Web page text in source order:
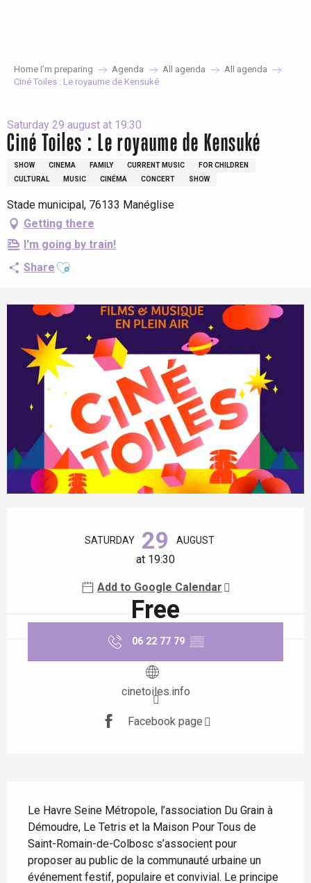
Home I’m preparing Agenda All agenda
All agenda
Ciné Toiles : Le royaume de Kensuké
Saturday 29 august at 19:30
Ciné Toiles : Le royaume de Kensuké
SHOW CINEMA FAMILY CURRENT MUSIC
FOR CHILDREN
CULTURAL
MUSIC CINÉMA CONCERT SHOW
Stade municipal, 76133 Manéglise
Getting there
I'm going by train!
Share Ajouter aux favoris
SATURDAY 29 AUGUST
at 19:30
Add to Google Calendar
Free
06 22 77 79 ▒▒
cinetoiles.info
Facebook page
Le Havre Seine Métropole, l’association Du Grain à
Démoudre, Le Tetris et la Maison Pour Tous de
Saint-Romain-de-Colbosc s’associent pour
proposer au public de la communauté urbaine un
événement festif, populaire et convivial. Le principe